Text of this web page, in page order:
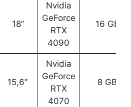
18”
Nvidia
GeForce
RTX
4090
16 GB
15,6″
Nvidia
GeForce
RTX
4070
8 GB